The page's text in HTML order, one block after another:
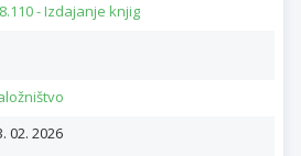
- Izdajanje knjig
02. 2026